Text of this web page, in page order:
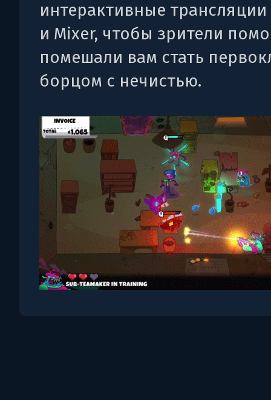
интерактивные
и Mixer, чтобы зрители
помешали вам стать
борцом с нечистью.